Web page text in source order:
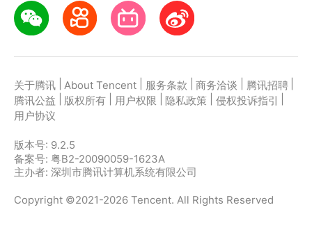
关于腾讯 About Tencent 服务条款 商务洽谈 腾讯招聘
腾讯公益
版权所有 用户权限 隐私政策 侵权投诉指引
用户协议
版本号: 9.2.5
备案号: 粤B2-20090059-1623A
主办者: 深圳市腾讯计算机系统有限公司
Copyright ©2021-2026 Tencent. All Rights Reserved